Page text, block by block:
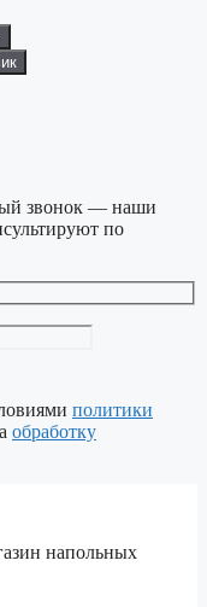
звонок — наши
по
политики
обработку
напольных